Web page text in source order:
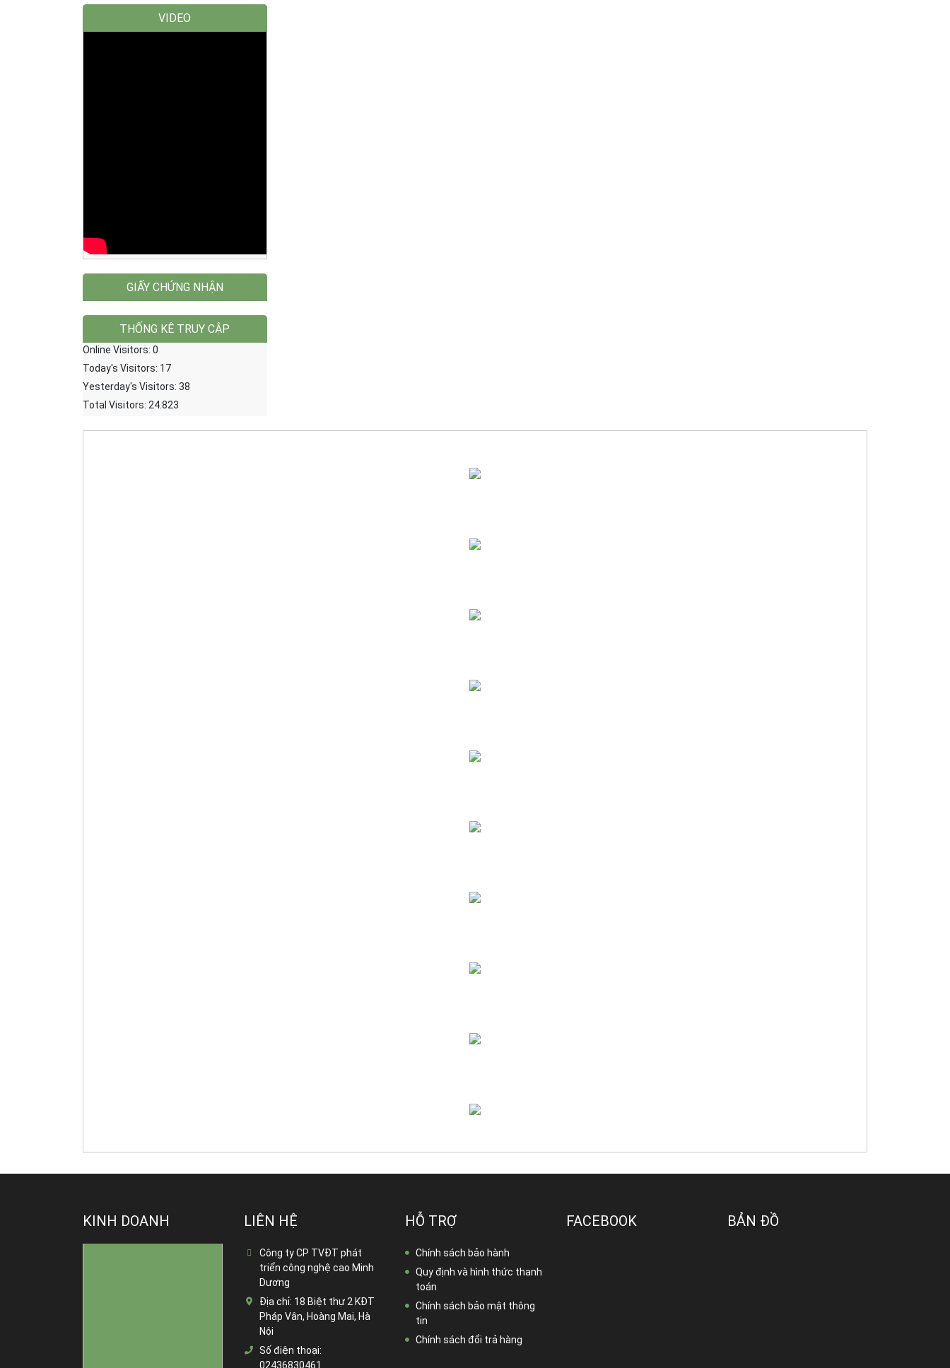
VIDEO
GIẤY CHỨNG NHẬN
THỐNG KÊ TRUY CẬP
Online Visitors: 0
Today's Visitors: 17
Yesterday's Visitors: 38
Total Visitors: 24.823
KINH DOANH LIÊN HỆ
Công ty CP TVĐT phát
triển công nghệ cao Minh
Dương
Địa chỉ: 18 Biệt thự 2 KĐT
Pháp Vân, Hoàng Mai, Hà
Nội
Số điện thoại:
02436830461
HỖ TRỢ
Chính sách bảo hành
Quy định và hình thức thanh
toán
Chính sách bảo mật thông
tin
Chính sách đổi trả hàng
FACEBOOK BẢN ĐỒ